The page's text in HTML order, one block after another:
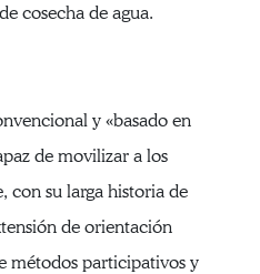
cosecha de agua.
y «basado en
de movilizar a los
con su larga historia de
de orientación
métodos participativos y